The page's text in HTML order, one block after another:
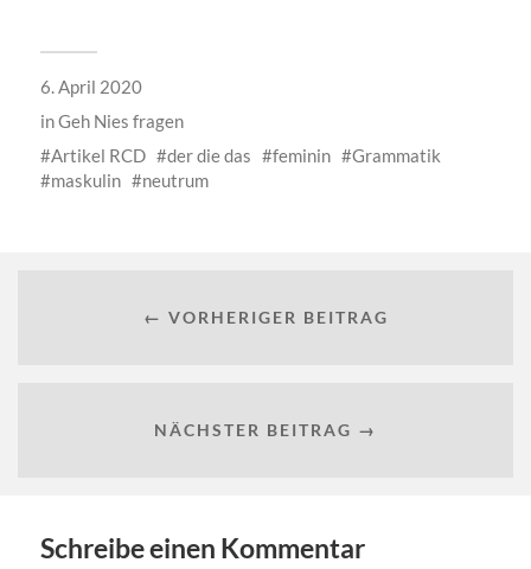
6. April 2020
inGeh Nies fragen
Artikel RCD
der die das feminin
Grammatik
maskulin
neutrum
← VORHERIGER BEITRAG
NÄCHSTER BEITRAG →
Schreibe einen Kommentar